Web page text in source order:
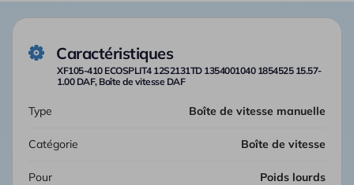
Caractéristiques
XF105-410 ECOSPLIT4 12S2131TD 1354001040 1854525 15.57-
1.00 DAF, Boîte de vitesse DAF
Type Boîte de vitesse manuelle
Catégorie Boîte de vitesse
Pour Poids lourds